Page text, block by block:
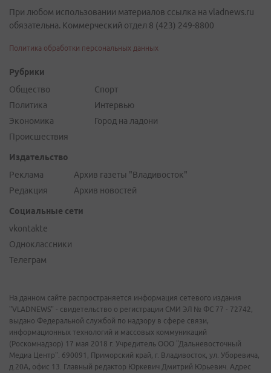
При любом использовании материалов ссылка на vladnews.ru
обязательна. Коммерческий отдел 8 (423) 249-8800
Политика обработки персональных данных
Рубрики
Общество
Политика
Экономика
Происшествия
Спорт
Интервью
Город на ладони
Издательство
Реклама
Редакция
Архив газеты "Владивосток"
Архив новостей
Социальные сети
vkontakte
Одноклассники
Телеграм
На данном сайте распространяется информация сетевого издания
"VLADNEWS" - свидетельство о регистрации СМИ ЭЛ № ФС 77 - 72742,
выдано Федеральной службой по надзору в сфере связи,
информационных технологий и массовых коммуникаций
(Роскомнадзор) 17 мая 2018 г. Учредитель ООО "Дальневосточный
Медиа Центр". 690091, Приморский край, г. Владивосток, ул. Уборевича,
д.20А, офис 13. Главный редактор Юркевич Дмитрий Юрьевич. Адрес